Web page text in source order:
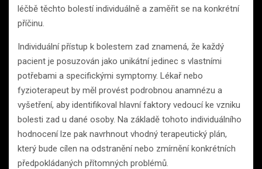
léčbě těchto bolestí individuálně a zaměřit se na konkrétní
příčinu.
Individuální přístup k bolestem zad znamená, že každý
pacient je posuzován jako unikátní jedinec s vlastními
potřebami a specifickými symptomy. Lékař nebo
fyzioterapeut by měl provést podrobnou anamnézu a
vyšetření, aby identifikoval hlavní faktory vedoucí ke vzniku
bolesti zad u dané osoby. Na základě tohoto individuálního
hodnocení lze pak navrhnout vhodný terapeutický plán,
který bude cílen na odstranění nebo zmírnění konkrétních
předpokládaných přítomných problémů.